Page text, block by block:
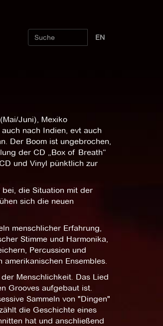
EN
Juni), Mexiko
nach Indien, evt auch
Der Boom ist ungebrochen,
der CD „Box of Breath“
und Vinyl pünktlich zur
die Situation mit der
sich die neuen
menschlicher Erfahrung,
Stimme und Harmonika,
Percussion und
amerikanischen Ensembles.
Menschlichkeit. Das Lied
Grooves aufgebaut ist.
Sammeln von "Dingen"
die Geschichte eines
hat und anschließend